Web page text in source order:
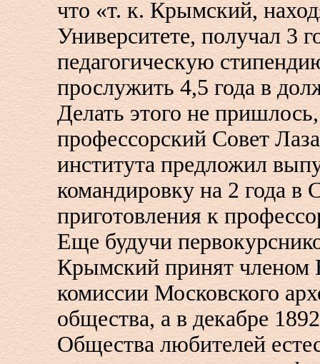
что «т. к. Крымский,
Университете, получал 3
педагогическую
прослужить 4,5 года в
Делать этого не
профессорский Совет
института предложил
командировку на 2 года в
приготовления к
Еще будучи
Крымский принят членом
комиссии Московского
общества, а в декабре
Общества любителей